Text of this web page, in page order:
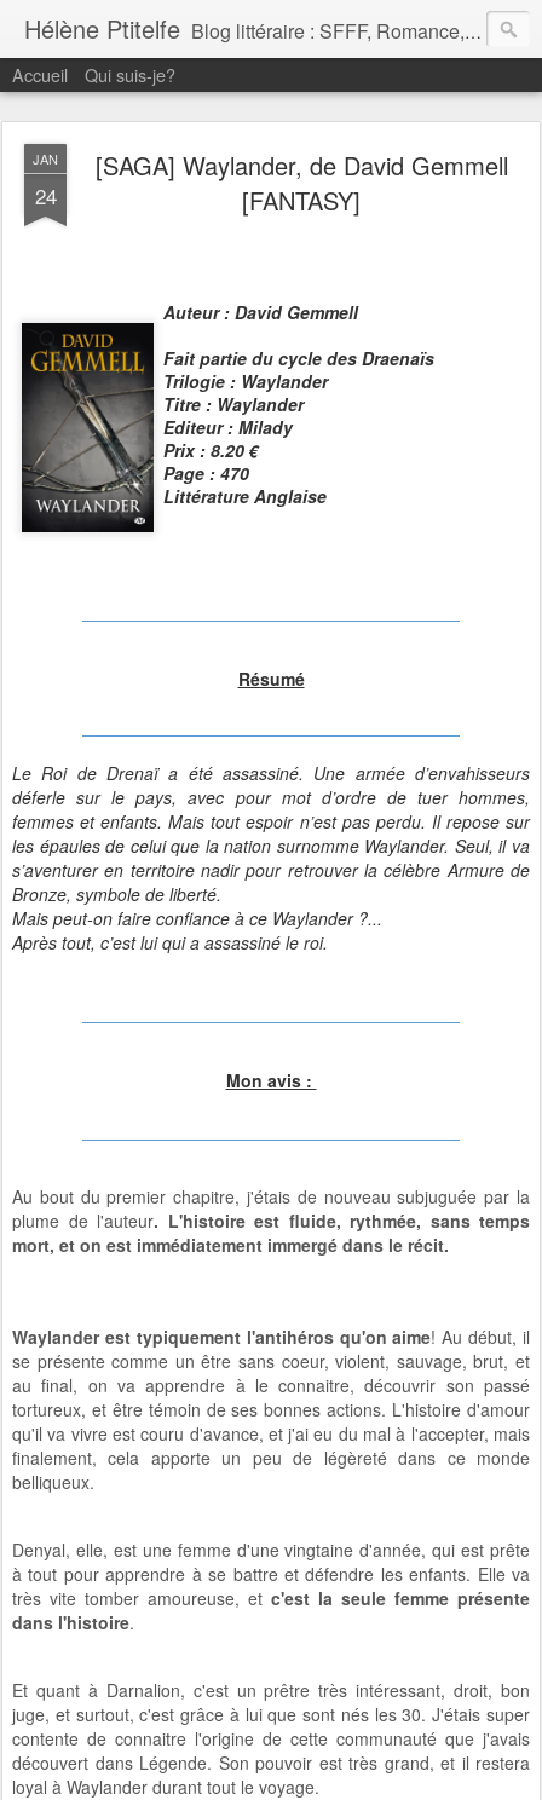
Hélène Ptitelfe Blog littéraire : SFFF, Romance, rendez vous hebdomadaire et chaîne booktube
Accueil Qui suis-je?
JAN
24
[SAGA] Waylander, de David Gemmell
[FANTASY]
Auteur : David Gemmell
Fait partie du cycle des Draenaïs
Trilogie : Waylander
Titre : Waylander
Editeur : Milady
Prix : 8.20 €
Page : 470
Littérature Anglaise
Résumé
Le Roi de Drenaï a été assassiné. Une armée d’envahisseurs
déferle sur le pays, avec pour mot d’ordre de tuer hommes,
femmes et enfants. Mais tout espoir n’est pas perdu. Il repose sur
les épaules de celui que la nation surnomme Waylander. Seul, il va
s’aventurer en territoire nadir pour retrouver la célèbre Armure de
Bronze, symbole de liberté.
Mais peut-on faire confiance à ce Waylander ?...
Après tout, c’est lui qui a assassiné le roi.
Mon avis :
Au bout du premier chapitre, j'étais de nouveau subjuguée par la
plume de l'auteur. L'histoire est fluide, rythmée, sans temps
mort, et on est immédiatement immergé dans le récit.
Waylander est typiquement l'antihéros qu'on aime! Au début, il
se présente comme un être sans coeur, violent, sauvage, brut, et
au final, on va apprendre à le connaitre, découvrir son passé
tortureux, et être témoin de ses bonnes actions. L'histoire d'amour
qu'il va vivre est couru d'avance, et j'ai eu du mal à l'accepter, mais
finalement, cela apporte un peu de légèreté dans ce monde
belliqueux.
Denyal, elle, est une femme d'une vingtaine d'année, qui est prête
à tout pour apprendre à se battre et défendre les enfants. Elle va
très vite tomber amoureuse, et c'est la seule femme présente
dans l'histoire.
Et quant à Darnalion, c'est un prêtre très intéressant, droit, bon
juge, et surtout, c'est grâce à lui que sont nés les 30. J'étais super
contente de connaitre l'origine de cette communauté que j'avais
découvert dans Légende. Son pouvoir est très grand, et il restera
loyal à Waylander durant tout le voyage.